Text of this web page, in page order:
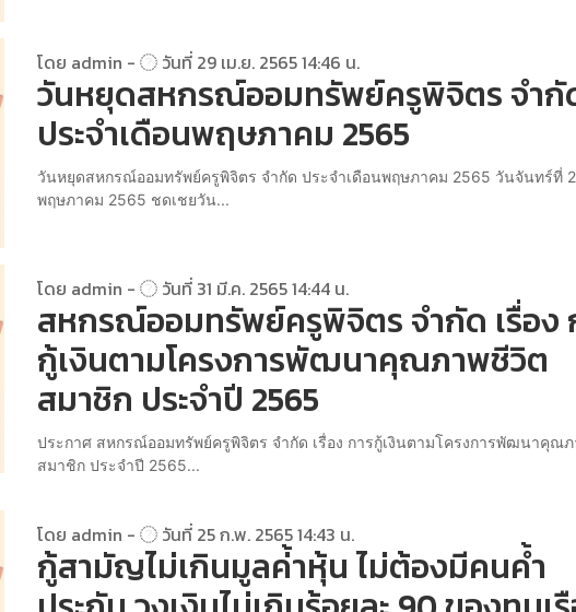
โดย admin - วันที่ 29 เม.ย. 2565 14:46 น.
วันหยุดสหกรณ์ออมทรัพย์ครูพิจิตร จำกั
ประจำเดือนพฤษภาคม 2565
วันหยุดสหกรณ์ออมทรัพย์ครูพิจิตร จำกัด ประจำเดือนพฤษภาคม 2565 วันจันทร์ที่ 2
พฤษภาคม 2565 ชดเชยวัน...
โดย admin - วันที่ 31 มี.ค. 2565 14:44 น.
สหกรณ์ออมทรัพย์ครูพิจิตร จำกัด เรื่อง
กู้เงินตามโครงการพัฒนาคุณภาพชีวิต
สมาชิก ประจำปี 2565
ประกาศ สหกรณ์ออมทรัพย์ครูพิจิตร จำกัด เรื่อง การกู้เงินตามโครงการพัฒนาคุณ
สมาชิก ประจำปี 2565...
โดย admin - วันที่ 25 ก.พ. 2565 14:43 น.
กู้สามัญไม่เกินมูลค่้าหุ้น ไม่ต้องมีคนค้ำ